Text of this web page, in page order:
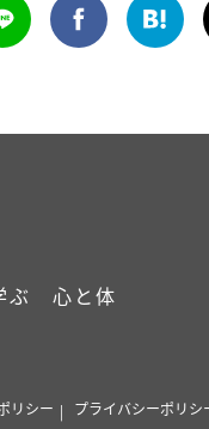
ぶ
心と体
リシー プライバシーポリシ